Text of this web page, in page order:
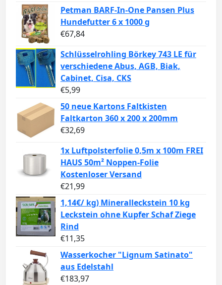
Petman BARF-In-One Pansen Plus
Hundefutter 6 x 1000 g
€67,84
Schlüsselrohling Börkey 743 LE für
verschiedene Abus, AGB, Biak,
Cabinet, Cisa, CKS
€5,99
50 neue Kartons Faltkisten
Faltkarton 360 x 200 x 200mm
€32,69
1x Luftpolsterfolie 0,5m x 100m FREI
HAUS 50m² Noppen-Folie
Kostenloser Versand
€21,99
1,14€/ kg) Mineralleckstein 10 kg
Leckstein ohne Kupfer Schaf Ziege
Rind
€11,35
Wasserkocher "Lignum Satinato"
aus Edelstahl
€183,97